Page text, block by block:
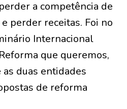
a competência de
perder receitas. Foi no
Internacional
que queremos,
duas entidades
de reforma